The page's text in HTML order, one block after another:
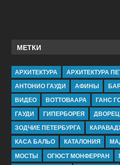
МЕТКИ
АРХИТЕКТУРА
АРХИТЕКТУРА
АНТОНИО ГАУДИ
АФИНЫ
ВИДЕО
ВОТТОВААРА
ГАНС
ГАУДИ
ГИПЕРБОРЕЯ ДВОРЕЦ
ЗОДЧИЕ ПЕТЕРБУРГА
КАСА БАЛЬО
КАТАЛОНИЯ
МОСТЫ
ОГЮСТ МОНФЕРРАН